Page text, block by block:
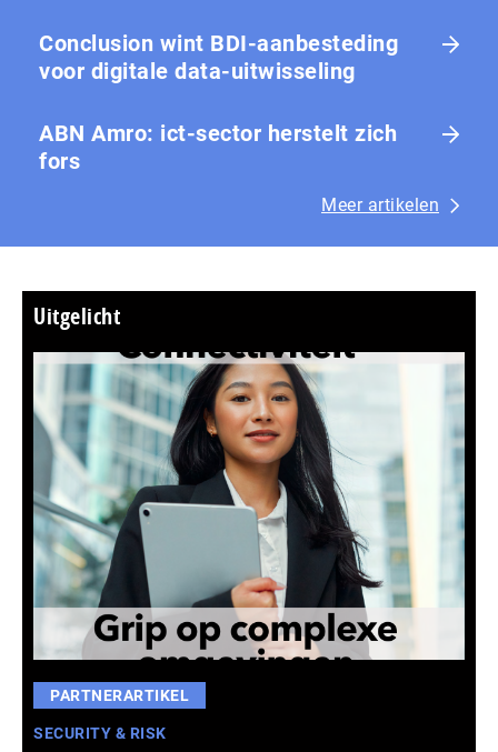
Conclusion wint BDI-aanbesteding
voor digitale data-uitwisseling
ABN Amro: ict-sector herstelt zich
fors
Meer artikelen
Uitgelicht
PARTNERARTIKEL
SECURITY & RISK